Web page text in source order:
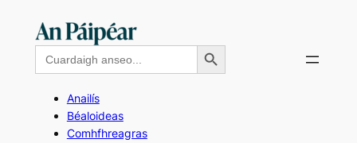
contentSearch
for:
Search Button
Anailís
Béaloideas
Comhfhreagras